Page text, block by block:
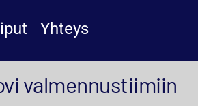
Yhteys
valmennustiimiin